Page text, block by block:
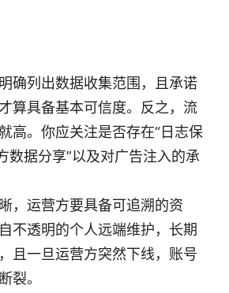
确列出数据收集范围，且承诺
算具备基本可信度。反之，流
高。你应关注是否存在“日志保
数据分享”以及对广告注入的承
，运营方要具备可追溯的资
不透明的个人远端维护，长期
且一旦运营方突然下线，账号
裂。